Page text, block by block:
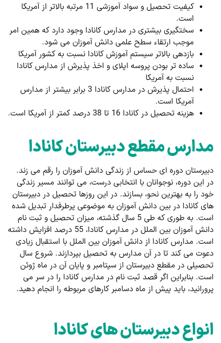
کیفیت تحصیل و سواد آموزشی 11 مرتبه بالاتر از آمریکا
است.
سختگیری بیشتری در مدارس کانادا وجود دارد که همین امر
موجب ارتقاء سطح علمی دانش آموزان می شود.
بازدهی بالاتر سیستم آموزش کانادا نسبت به کشور آمریکا
ساده تر بودن پروسه اپلای و اخذ پذیرش از مدارس کانادا
نسبت به آمریکا
احتمال پذیرش در مدارس کانادا 3 برابر بیشتر از مدارس
آمریکا است.
هزینه تحصیل در کانادا 16‌ تا 38 درصد کمتر از آمریکا است.
مدارس مقطع دبیرستان کانادا
دبیرستان دوره ای حساس از زندگی دانش آموزان را رقم می زند.
در این دوره، نوجوانان با انتخابی درست، می توانند مسیر زندگی
خود را به بهترین نحو، بسازند. در این روزها تحصیل در دبیرستان
های کانادا در بین دانش آموزان به موضوعی پرطرفدار تبدیل شده
است. به طوری که طی 5 سال گذشته، میزان تحصیل و ثبت نام
دانش آموزان بین الملل در مدارس کانادا، 55 درصد افزایش داشته
است. مدارس کانادا از دانش آموزان بین الملل با استقبال زیادی
دعوت می کند تا در آن مدارس به تحصیل بپردازند. شروع سال
تحصیلی در مقطع دبیرستان از سپتامبر و پایان آن در ماه ژوئن
است. بنابراین اگر قصد ثبت نام در مدارس کانادا را در سر می
پرورانید، باید پیش از ماه دسامبر کارهای مربوطه را انجام دهید.
انواع دبیرستان های کانادا